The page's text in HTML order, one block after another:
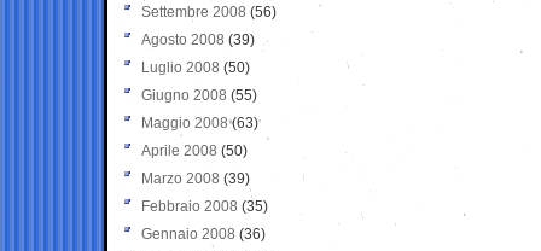
Settembre 2008 (56)
Agosto 2008 (39)
Luglio 2008 (50)
Giugno 2008 (55)
Maggio 2008(63)
Aprile 2008 (50)
Marzo 2008 (39)
Febbraio 2008 (35)
Gennaio 2008 (36)